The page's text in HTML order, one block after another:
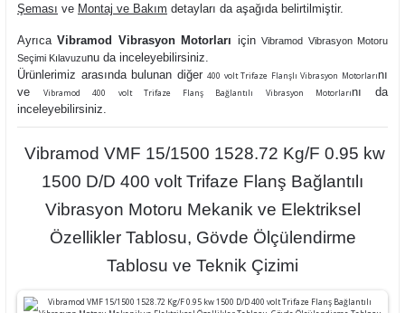
Şeması ve Montaj ve Bakım detayları da aşağıda belirtilmiştir.
AyrıcaVibramod Vibrasyon Motorları içinVibramod Vibrasyon Motoru
Seçimi Kılavuzunu da inceleyebilirsiniz.
Ürünlerimiz arasında bulunan diğer400 volt Trifaze Flanşlı Vibrasyon Motorlarını
veVibramod 400 volt Trifaze Flanş Bağlantılı Vibrasyon Motorlarını da
inceleyebilirsiniz.
Vibramod VMF 15/1500 1528.72 Kg/F 0.95 kw
1500 D/D 400 volt Trifaze Flanş Bağlantılı
Vibrasyon Motoru Mekanik ve Elektriksel
Özellikler Tablosu, Gövde Ölçülendirme
Tablosu ve Teknik Çizimi